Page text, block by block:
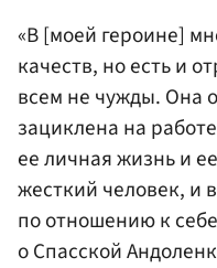
«В [моей героине]
качеств, но есть и
всем не чужды. Она
зациклена на
ее личная жизнь и
жесткий человек, и
по отношению к
о Спасской